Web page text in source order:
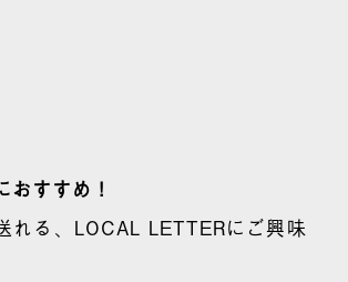
すすめ！
れる、LOCAL LETTERにご興味